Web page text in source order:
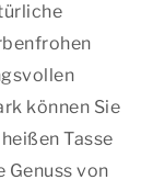
können Sie
Tasse
Genuss von